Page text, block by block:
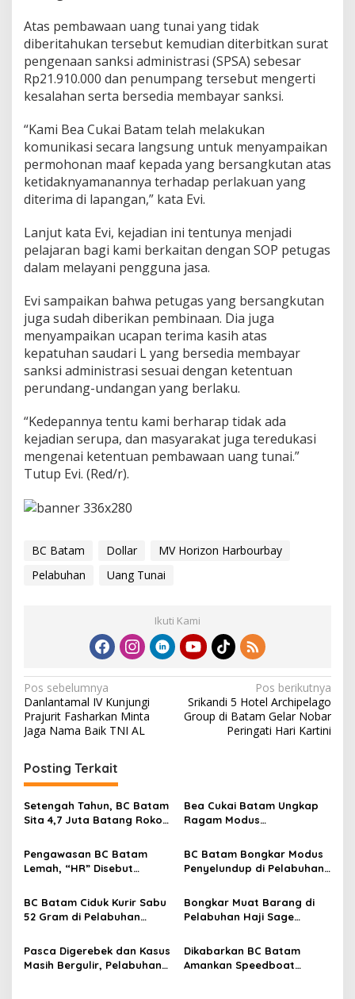
Atas pembawaan uang tunai yang tidak
diberitahukan tersebut kemudian diterbitkan surat
pengenaan sanksi administrasi (SPSA) sebesar
Rp21.910.000 dan penumpang tersebut mengerti
kesalahan serta bersedia membayar sanksi.
“Kami Bea Cukai Batam telah melakukan
komunikasi secara langsung untuk menyampaikan
permohonan maaf kepada yang bersangkutan atas
ketidaknyamanannya terhadap perlakuan yang
diterima di lapangan,” kata Evi.
Lanjut kata Evi, kejadian ini tentunya menjadi
pelajaran bagi kami berkaitan dengan SOP petugas
dalam melayani pengguna jasa.
Evi sampaikan bahwa petugas yang bersangkutan
juga sudah diberikan pembinaan. Dia juga
menyampaikan ucapan terima kasih atas
kepatuhan saudari L yang bersedia membayar
sanksi administrasi sesuai dengan ketentuan
perundang-undangan yang berlaku.
“Kedepannya tentu kami berharap tidak ada
kejadian serupa, dan masyarakat juga teredukasi
mengenai ketentuan pembawaan uang tunai.”
Tutup Evi. (Red/r).
BC Batam Dollar
MV Horizon Harbourbay
Pelabuhan
Uang Tunai
Ikuti Kami
N
a
v
i
g
a
s
i
p
s
Pos sebelumnya
Danlantamal IV Kunjungi
Prajurit Fasharkan Minta
Jaga Nama Baik TNI AL
Pos berikutnya
Srikandi 5 Hotel Archipelago
Group di Batam Gelar Nobar
Peringati Hari Kartini
Posting Terkait
Setengah Tahun, BC Batam
Sita 4,7 Juta Batang Rokok
Bea Cukai Batam Ungkap
Ragam Modus
April 2026
Pengawasan BC Batam
Lemah, “HR” Disebut
di Pelabuhan Haji Sage
BC Batam Bongkar Modus
Penyelundup di Pelabuhan
Berhasil Diamankan
BC Batam Ciduk Kurir Sabu
52 Gram di Pelabuhan
Bongkar Muat Barang di
Pelabuhan Haji Sage
Publik Minta Evaluasi Izin
Operasional
Pasca Digerebek dan Kasus
Masih Bergulir, Pelabuhan
Dikabarkan BC Batam
Amankan Speedboat